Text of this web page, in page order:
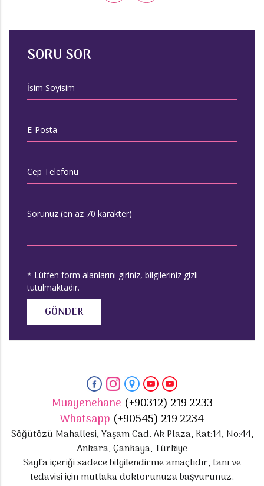
SORU SOR
İsim Soyisim
E-Posta
Cep Telefonu
Sorunuz (en az 70 karakter)
* Lütfen form alanlarını giriniz, bilgileriniz gizli
tutulmaktadır.
GÖNDER
Muayenehane (+90312) 219 2233
Whatsapp (+90545) 219 2234
Söğütözü Mahallesi, Yaşam Cad. Ak Plaza, Kat:14, No:44,
Ankara, Çankaya, Türkiye
Sayfa içeriği sadece bilgilendirme amaçlıdır, tanı ve
tedavisi için mutlaka doktorunuza başvurunuz.